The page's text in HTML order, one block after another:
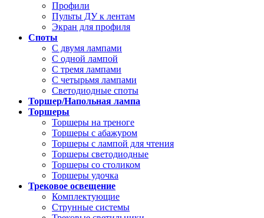
Профили
Пульты ДУ к лентам
Экран для профиля
Споты
С двумя лампами
С одной лампой
С тремя лампами
С четырьмя лампами
Светодиодные споты
Торшер/Напольная лампа
Торшеры
Торшеры на треноге
Торшеры с абажуром
Торшеры с лампой для чтения
Торшеры светодиодные
Торшеры со столиком
Торшеры удочка
Трековое освещение
Комплектующие
Струнные системы